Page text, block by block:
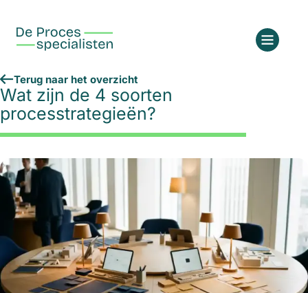
Terug naar het overzicht
Wat zijn de 4 soorten
processtrategieën?